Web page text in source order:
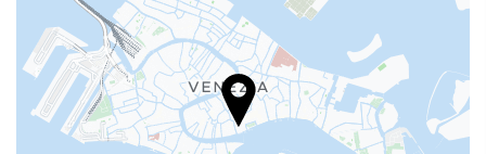
レセプションサービス
24時間対応フロント
荷物預かり